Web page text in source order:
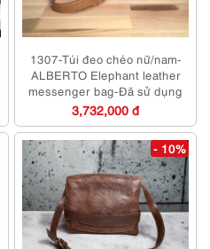
1307-Túi đeo chéo nữ/nam-
ALBERTO Elephant leather
messenger bag-Đã sử dụng
3,732,000 đ
- 10%